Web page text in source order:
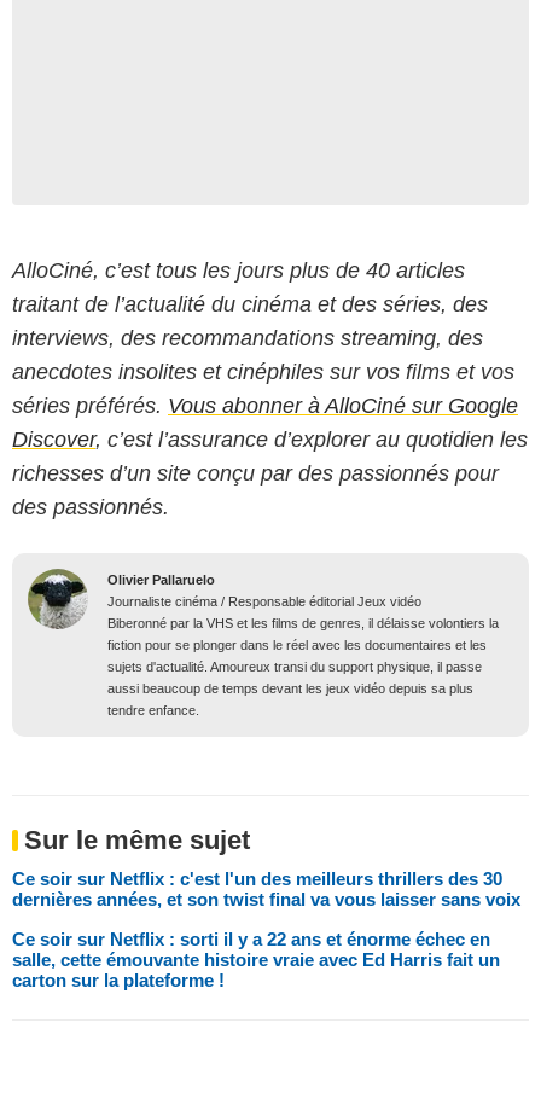
AlloCiné, c’est tous les jours plus de 40 articles
traitant de l’actualité du cinéma et des séries, des
interviews, des recommandations streaming, des
anecdotes insolites et cinéphiles sur vos films et vos
séries préférés. Vous abonner à AlloCiné sur Google
Discover, c’est l’assurance d’explorer au quotidien les
richesses d’un site conçu par des passionnés pour
des passionnés.
Olivier Pallaruelo
Journaliste cinéma / Responsable éditorial Jeux vidéo
Biberonné par la VHS et les films de genres, il délaisse volontiers la
fiction pour se plonger dans le réel avec les documentaires et les
sujets d'actualité. Amoureux transi du support physique, il passe
aussi beaucoup de temps devant les jeux vidéo depuis sa plus
tendre enfance.
Sur le même sujet
Ce soir sur Netflix : c'est l'un des meilleurs thrillers des 30
dernières années, et son twist final va vous laisser sans voix
Ce soir sur Netflix : sorti il y a 22 ans et énorme échec en
salle, cette émouvante histoire vraie avec Ed Harris fait un
carton sur la plateforme !